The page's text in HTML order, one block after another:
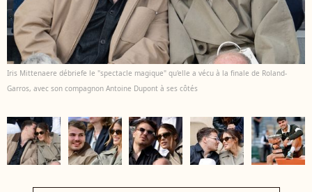
Iris Mittenaere débriefe le "spectacle magique" qu'elle a vécu à la finale de Roland-
Garros, avec son compagnon Antoine Dupont à ses côtés